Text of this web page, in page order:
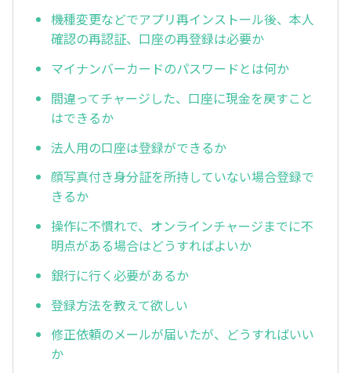
機種変更などでアプリ再インストール後、本人
確認の再認証、口座の再登録は必要か
マイナンバーカードのパスワードとは何か
間違ってチャージした、口座に現金を戻すこと
はできるか
法人用の口座は登録ができるか
顔写真付き身分証を所持していない場合登録で
きるか
操作に不慣れで、オンラインチャージまでに不
明点がある場合はどうすればよいか
銀行に行く必要があるか
登録方法を教えて欲しい
修正依頼のメールが届いたが、どうすればいい
か